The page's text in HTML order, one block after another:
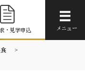
・見学申込 メニュー